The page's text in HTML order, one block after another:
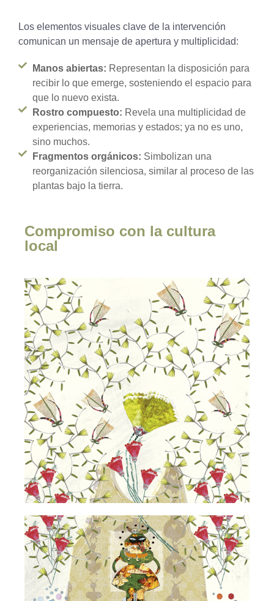
Los elementos visuales clave de la intervención
comunican un mensaje de apertura y multiplicidad:
Manos abiertas: Representan la disposición para
recibir lo que emerge, sosteniendo el espacio para
que lo nuevo exista.
Rostro compuesto: Revela una multiplicidad de
experiencias, memorias y estados; ya no es uno,
sino muchos.
Fragmentos orgánicos: Simbolizan una
reorganización silenciosa, similar al proceso de las
plantas bajo la tierra.
Compromiso con la cultura
local